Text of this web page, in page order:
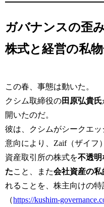
ガバナンスの歪
株式と経営の私
この春、事態は動いた。
クシム取締役の田原弘貴氏
開いたのだ。
彼は、クシムがシークエ
意向により、Zaif（ザイフ
資産取引所の株式を不透明
たこと、また会社資産の私
れることを、株主向けの特
（https://kushim-